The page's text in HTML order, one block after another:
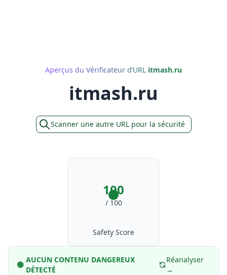
Aperçus du Vérificateur d’URL itmash.ru
itmash.ru
Scanner une autre URL pour la sécurité
100
/ 100
Safety Score
🟢
AUCUN CONTENU DANGEREUX
DÉTECTÉ
Réanalyser
→